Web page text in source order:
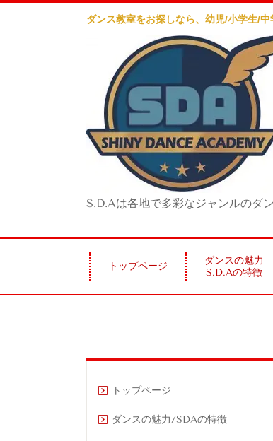
ダンス教室をお探しなら、幼児/小学生/
S.D.Aは各地で多彩なジャンルのダ
トップページ
ダンスの魅力
S.D.Aの特徴
トップページ
ダンスの魅力/SDAの特徴